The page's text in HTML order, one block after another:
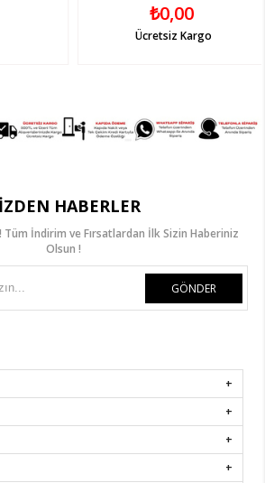
₺0,00
Ücretsiz Kargo
HABERLER
İndirim ve Fırsatlardan İlk Sizin Haberiniz
Olsun !
GÖNDER